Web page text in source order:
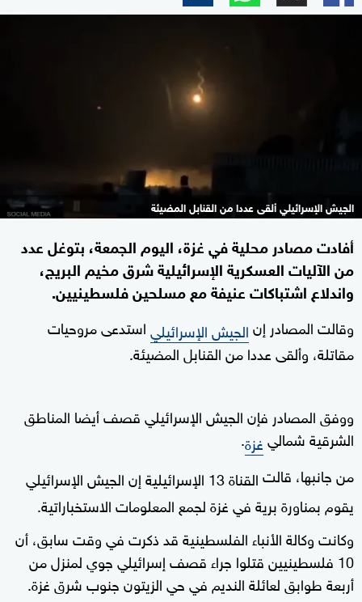
الجيش الإسرائيلي ألقى عددا من القنابل المضيئة
أفادت مصادر محلية في غزة، اليوم الجمعة، بتوغل عدد
من الآليات العسكرية الإسرائيلية شرق مخيم البريج،
واندلاع اشتباكات عنيفة مع مسلحين فلسطينيين.
وقالت المصادر إنالجيش الإسرائيلياستدعى مروحيات
مقاتلة، وألقى عددا من القنابل المضيئة.
ووفق المصادر فإن الجيش الإسرائيلي قصف أيضا المناطق
الشرقية شماليغزة.
من جانبها، قالت
القناة 13 الإسرائيلية إن الجيش الإسرائيلي
يقوم بمناورة برية في غزة لجمع المعلومات الاستخباراتية.
وكانت وكالة الأنباء الفلسطينية قد ذكرت في وقت سابق، أن
10 فلسطينيين قتلوا جراء قصف إسرائيلي جوي لمنزل من
أربعة طوابق لعائلة النديم في حي الزيتون جنوب شرق غزة.